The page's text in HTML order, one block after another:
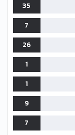
35
7
26
1
1
9
7